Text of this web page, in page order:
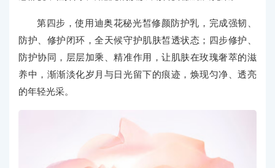
第四步，使用迪奥花秘光皙修颜防护乳，完成强韧、
防护、修护闭环，全天候守护肌肤皙透状态；四步修护、
防护协同，层层加乘、精准作用，让肌肤在玫瑰奢萃的滋
养中，渐渐淡化岁月与日光留下的痕迹，焕现匀净、透亮
的年轻光采。